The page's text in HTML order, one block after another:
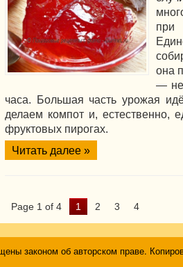
она
— не
часа. Большая часть урожая
делаем компот и, естественно,
фруктовых пирогах.
Читать далее »
Page 1 of 4 1 2 3 4
законом об авторском праве.